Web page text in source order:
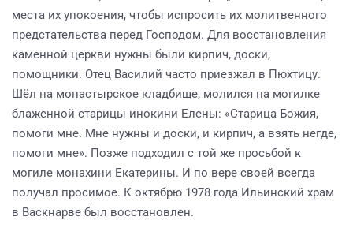
места их упокоения, чтобы испросить их молитвенного
предстательства перед Господом. Для восстановления
каменной церкви нужны были кирпич, доски,
помощники. Отец Василий часто приезжал в Пюхтицу.
Шёл на монастырское кладбище, молился на могилке
блаженной старицы инокини Елены: «Старица Божия,
помоги мне. Мне нужны и доски, и кирпич, а взять негде,
помоги мне». Позже подходил с той же просьбой к
могиле монахини Екатерины. И по вере своей всегда
получал просимое. К октябрю 1978 года Ильинский храм
в Васкнарве был восстановлен.